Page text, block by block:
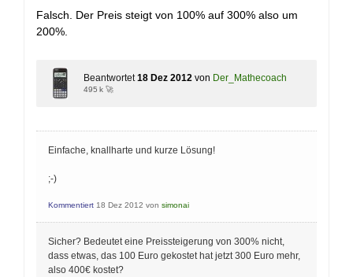
Falsch. Der Preis steigt von 100% auf 300% also um
200%.
Beantwortet 18 Dez 2012 von Der_Mathecoach
495 k 🚀
Einfache, knallharte und kurze Lösung!
;-)
Kommentiert 18 Dez 2012 von simonai
Sicher? Bedeutet eine Preissteigerung von 300% nicht,
dass etwas, das 100 Euro gekostet hat jetzt 300 Euro mehr,
also 400€ kostet?